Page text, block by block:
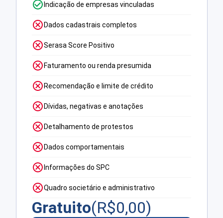
Indicação de empresas vinculadas
Dados cadastrais completos
Serasa Score Positivo
Faturamento ou renda presumida
Recomendação e limite de crédito
Dívidas, negativas e anotações
Detalhamento de protestos
Dados comportamentais
Informações do SPC
Quadro societário e administrativo
Gratuito(R$0,00)